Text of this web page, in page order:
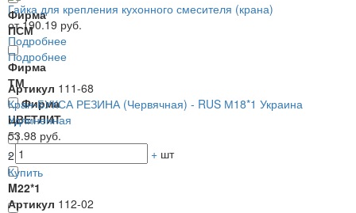
Фирма
ПСМ
Фирма
ТМ
Фирма
ЦВЕТЛИТ
2.Подсоединение
M22*1
Гайка для крепления кухонного смесителя (крана)
от 190.19 руб.
Подробнее
Подробнее
Артикул 111-68
Кран-БУКСА РЕЗИНА (Червячная) - RUS М18*1 Украина
Удлиненная
53.98 руб.
-
+ шт
Купить
Артикул 112-02